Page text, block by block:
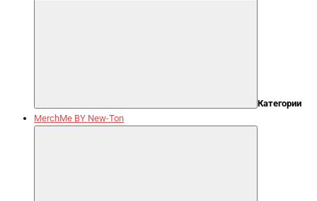
Категории
MerchMe BY New-Ton